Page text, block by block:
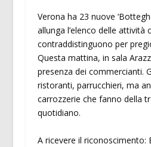
Verona ha 23 nuove
allunga l’elenco delle attività
contraddistinguono per
Questa mattina, in sala
presenza dei commercianti.
ristoranti, parrucchieri, ma
carrozzerie che fanno della
quotidiano.
A ricevere il riconoscimento: